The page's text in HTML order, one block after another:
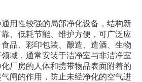
用性较强的局部净化设备，结构新
、低耗节能、维护方便，可广泛应
品、彩印包装、酿造、造酒、生物
域，通常安装于洁净室与非洁净室
厂房的人体和携带物品表面附着的
闸的作用，防止未经净化的空气进